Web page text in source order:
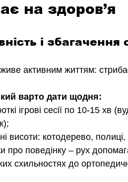
на здоров’я
і
активним життям:
варто дати щодня:
ігрові сесії по 10-15 хв
висоти: котодерево,
про поведінку – рух
схильностях до